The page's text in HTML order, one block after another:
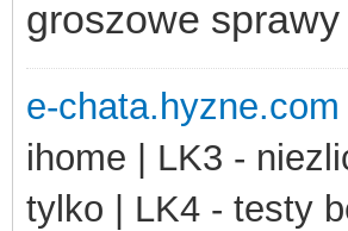
groszowe
e-chata.hyzne.com
ihome | LK3 -
tylko | LK4 - testy